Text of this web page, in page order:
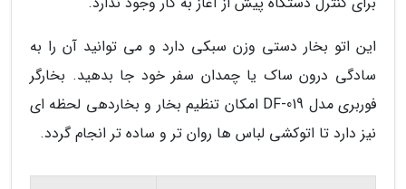
این اتو بخار دستی وزن سبکی دارد و می توانید آن را به
سادگی درون ساک یا چمدان سفر خود جا بدهید. بخارگر
فوربری مدل DF-019 امکان تنظیم بخار و بخاردهی لحظه ای
نیز دارد تا اتوکشی لباس ها روان تر و ساده تر انجام گردد.